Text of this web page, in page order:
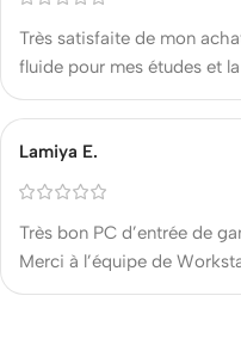
Très satisfaite de mon
fluide pour mes études et
Lamiya E.
Très bon PC d’entrée de
Merci à l’équipe de